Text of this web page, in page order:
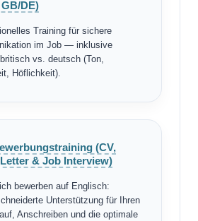
DE)
Training für sichere
im Job — inklusive
vs. deutsch (Ton,
Höflichkeit).
(CV,
& Job Interview)
bewerben auf Englisch:
Unterstützung für Ihren
Anschreiben und die optimale